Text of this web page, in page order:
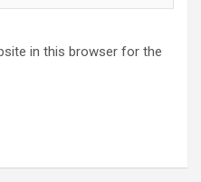
in this browser for the